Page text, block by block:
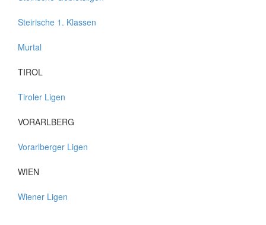
Steirische 1. Klassen
Murtal
TIROL
Tiroler Ligen
VORARLBERG
Vorarlberger Ligen
WIEN
Wiener Ligen